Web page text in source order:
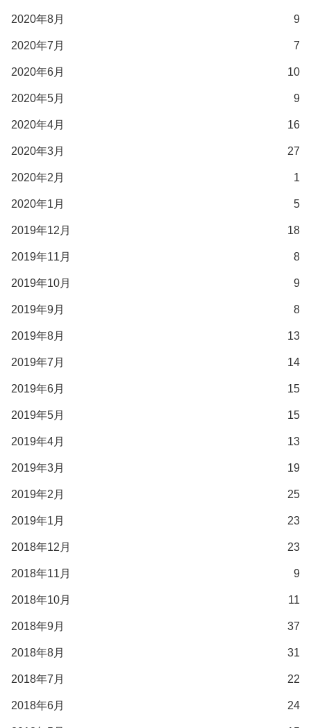
2020年8月 9
2020年7月 7
2020年6月 10
2020年5月 9
2020年4月 16
2020年3月 27
2020年2月 1
2020年1月 5
2019年12月 18
2019年11月 8
2019年10月 9
2019年9月 8
2019年8月 13
2019年7月 14
2019年6月 15
2019年5月 15
2019年4月 13
2019年3月 19
2019年2月 25
2019年1月 23
2018年12月 23
2018年11月 9
2018年10月 11
2018年9月 37
2018年8月 31
2018年7月 22
2018年6月 24